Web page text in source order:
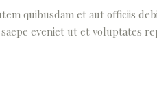
quibusdam et aut officiis
eveniet ut et voluptates